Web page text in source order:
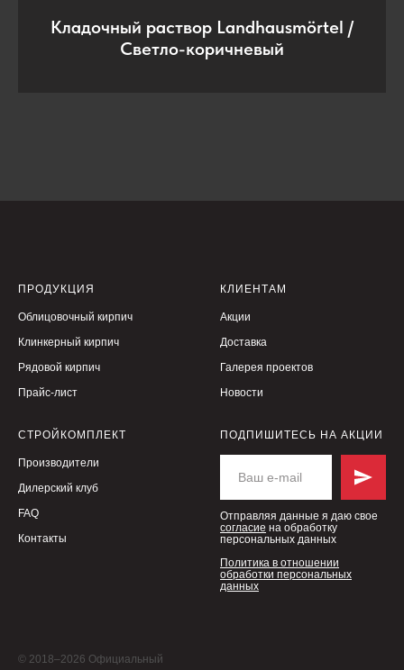
Кладочный раствор Landhausmörtel /
Светло-коричневый
ПРОДУКЦИЯ
Облицовочный кирпич
Клинкерный кирпич
Рядовой кирпич
Прайс-лист
КЛИЕНТАМ
Акции
Доставка
Галерея проектов
Новости
СТРОЙКОМПЛЕКТ
Производители
Дилерский клуб
FAQ
Контакты
ПОДПИШИТЕСЬ НА АКЦИИ
Отправляя данные я даю свое
согласие на обработку
персональных данных
Политика в отношении
обработки персональных
данных
© 2018–2026 Официальный